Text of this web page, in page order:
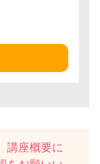
講座概要に